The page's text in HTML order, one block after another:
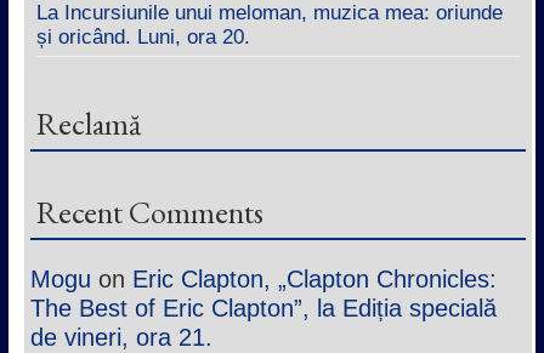
La Incursiunile unui meloman, muzica mea: oriunde
și oricând. Luni, ora 20.
Reclamă
Recent Comments
Mogu on Eric Clapton, „Clapton Chronicles:
The Best of Eric Clapton”, la Ediția specială
de vineri, ora 21.